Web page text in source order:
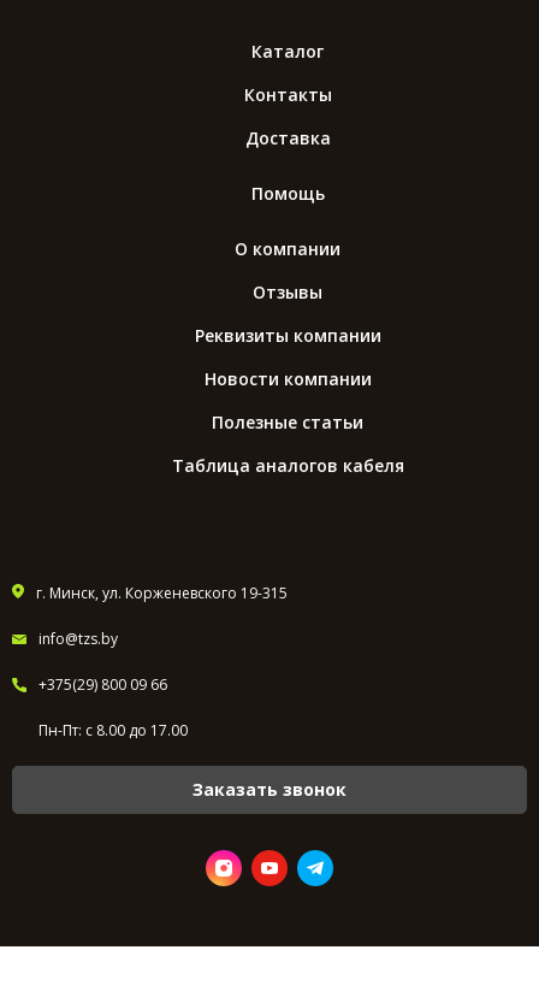
Каталог
Контакты
Доставка
Помощь
О компании
Отзывы
Реквизиты компании
Новости компании
Полезные статьи
Таблица аналогов кабеля
г. Минск, ул. Корженевского 19-315
info@tzs.by
+375(29) 800 09 66
Пн-Пт: с 8.00 до 17.00
Заказать звонок